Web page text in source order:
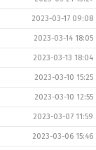
2023-03-17 09:08
2023-03-14 18:05
2023-03-13 18:04
2023-03-10 15:25
2023-03-10 12:55
2023-03-07 11:59
2023-03-06 15:46